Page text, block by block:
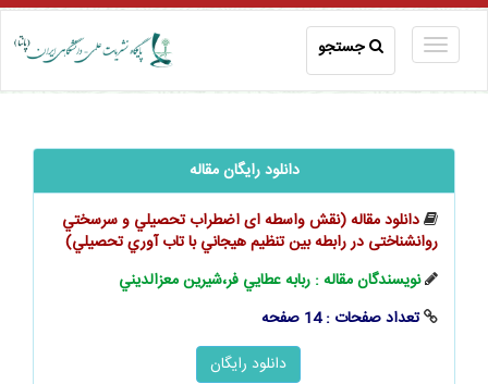
جستجو
دانلود رایگان مقاله
دانلود مقاله (نقش واسطه ای اضطراب تحصيلي و سرسختي
روانشناختی در رابطه بین تنظيم هيجاني با تاب آوري تحصيلي)
نویسندگان مقاله : ربابه عطايي فر،شيرين معزالديني
تعداد صفحات : 14 صفحه